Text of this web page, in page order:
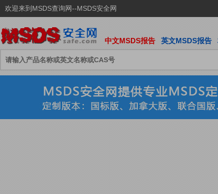
欢迎来到MSDS查询网--MSDS安全网
中文MSDS报告 英文MSDS报告